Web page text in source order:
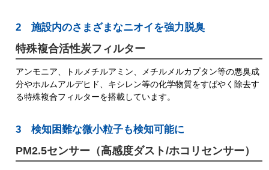
2 施設内のさまざまなニオイを強力脱臭
特殊複合活性炭フィルター
アンモニア、トルメチルアミン、メチルメルカプタン等の悪臭成
分やホルムアルデヒド、キシレン等の化学物質をすばやく除去す
る特殊複合フィルターを搭載しています。
3 検知困難な微小粒子も検知可能に
PM2.5センサー（高感度ダスト/ホコリセンサー）